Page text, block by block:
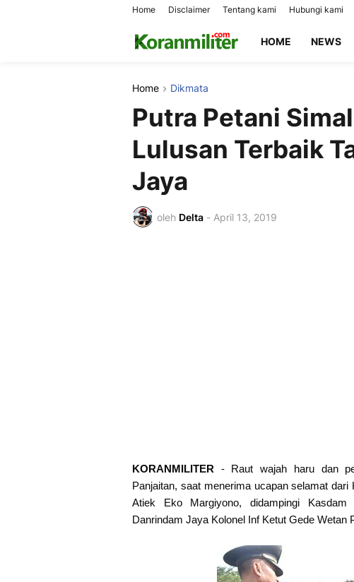
Home Disclaimer Tentang kami Hubungi kami
HOME NEWS
Home Dikmata
Putra Petani
Lulusan Terbaik
Jaya
oleh Delta - April 13, 2019
KORANMILITER - Raut wajah haru dan
Panjaitan, saat menerima ucapan selamat
Atiek Eko Margiyono, didampingi
Danrindam Jaya Kolonel Inf Ketut Gede Wetan